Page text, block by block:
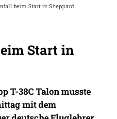
beim Start in Sheppard
Start in
T-38C Talon musste
mit dem